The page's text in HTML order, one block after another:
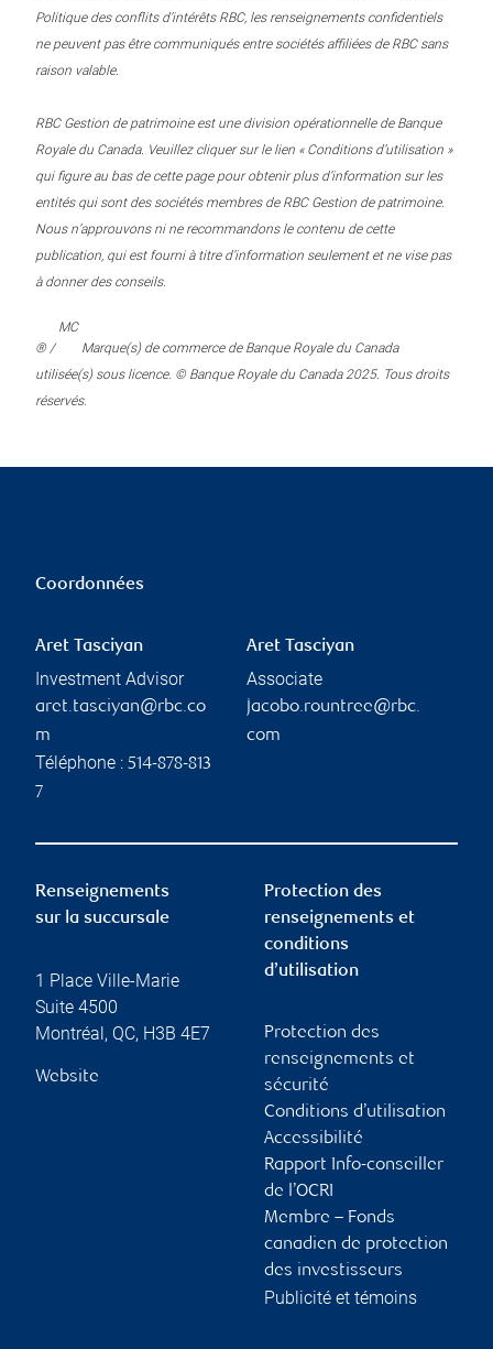
Politique des conflits d’intérêts RBC, les renseignements confidentiels
ne peuvent pas être communiqués entre sociétés affiliées de RBC sans
raison valable.
RBC Gestion de patrimoine est une division opérationnelle de Banque
Royale du Canada. Veuillez cliquer sur le lien « Conditions d’utilisation »
qui figure au bas de cette page pour obtenir plus d’information sur les
entités qui sont des sociétés membres de RBC Gestion de patrimoine.
Nous n’approuvons ni ne recommandons le contenu de cette
publication, qui est fourni à titre d’information seulement et ne vise pas
à donner des conseils.
® /
MC
Marque(s) de commerce de Banque Royale du Canada
utilisée(s) sous licence. © Banque Royale du Canada 2025. Tous droits
réservés.
Coordonnées
Aret Tasciyan
Investment Advisor
aret.tasciyan@rbc.co
m
Téléphone : 514-878-813
7
Aret Tasciyan
Associate
jacobo.rountree@rbc.
com
Renseignements
sur la succursale
1 Place Ville-Marie
Suite 4500
Montréal, QC, H3B 4E7
Website
Protection des
renseignements et
conditions
d’utilisation
Protection des
renseignements et
sécurité
Conditions d’utilisation
Accessibilité
Rapport Info-conseiller
de l’OCRI
Membre – Fonds
canadien de protection
des investisseurs
Publicité et témoins